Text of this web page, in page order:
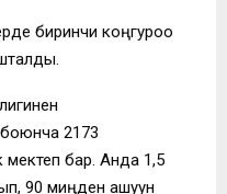
биринчи коңгуроо
2173
мектеп бар. Анда 1,5
90 миңден ашуун